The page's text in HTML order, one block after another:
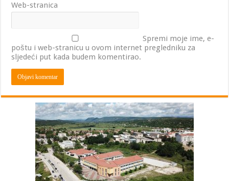
Web-stranica
Spremi moje ime, e-
poštu i web-stranicu u ovom internet pregledniku za
sljedeći put kada budem komentirao.